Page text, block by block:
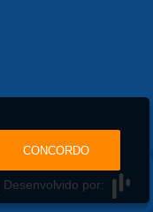
por:
CONCORDO